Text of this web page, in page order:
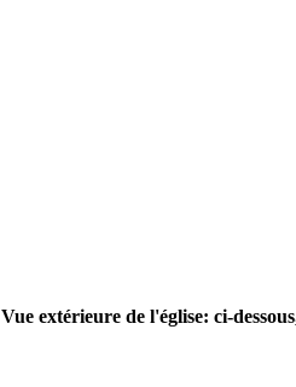
Vue extérieure de l'église: ci-